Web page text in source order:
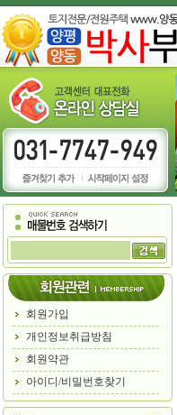
회원가입
개인정보취급방침
회원약관
아이디/비밀번호찾기